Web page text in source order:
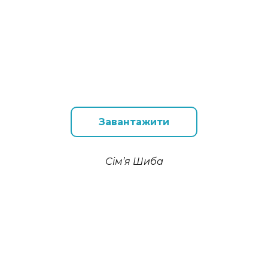
Завантажити
Сім’я Шиба